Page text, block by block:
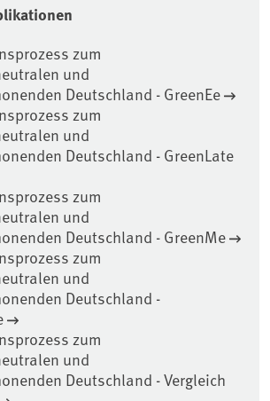
zum
und
Deutschland - GreenEe
zum
und
Deutschland - GreenLate
zum
und
Deutschland - GreenMe
zum
und
Deutschland -
zum
und
Deutschland - Vergleich